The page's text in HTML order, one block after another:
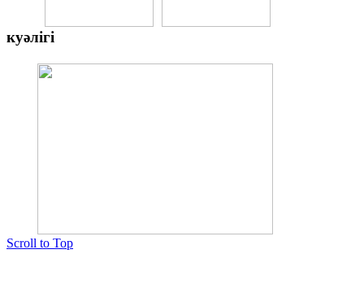
куәлігі
Scroll to Top